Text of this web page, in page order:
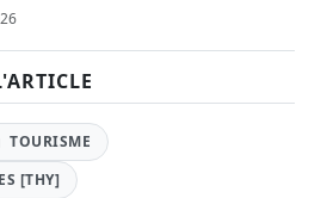
TOURISME
[THY]